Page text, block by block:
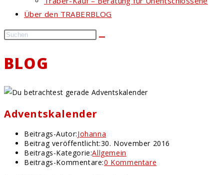
Über den TRABERBLOG
BLOG
Adventskalender
Beitrags-Autor:Johanna
Beitrag veröffentlicht:30. November 2016
Beitrags-Kategorie:Allgemein
Beitrags-Kommentare:0 Kommentare